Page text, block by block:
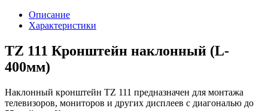
Описание
Характеристики
TZ 111 Кронштейн наклонный (L-
400мм)
Наклонный кронштейн TZ 111 предназначен для монтажа
телевизоров, мониторов и других дисплеев с диагональю до